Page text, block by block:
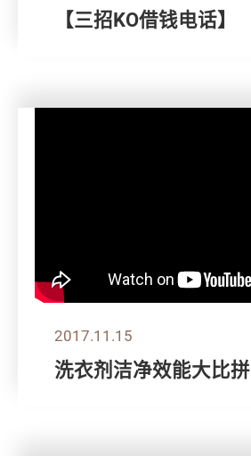
【三招KO借钱电话】
2017.11.15
洗衣剂洁净效能大比拼